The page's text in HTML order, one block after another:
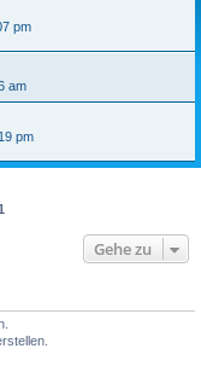
pm
am
pm
Gehe zu